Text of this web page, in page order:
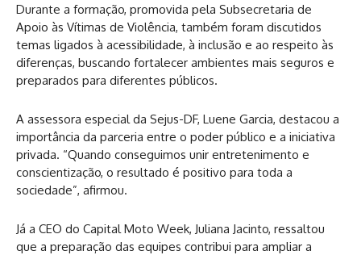
Durante a formação, promovida pela Subsecretaria de
Apoio às Vítimas de Violência, também foram discutidos
temas ligados à acessibilidade, à inclusão e ao respeito às
diferenças, buscando fortalecer ambientes mais seguros e
preparados para diferentes públicos.
A assessora especial da Sejus-DF, Luene Garcia, destacou a
importância da parceria entre o poder público e a iniciativa
privada. “Quando conseguimos unir entretenimento e
conscientização, o resultado é positivo para toda a
sociedade”, afirmou.
Já a CEO do Capital Moto Week, Juliana Jacinto, ressaltou
que a preparação das equipes contribui para ampliar a